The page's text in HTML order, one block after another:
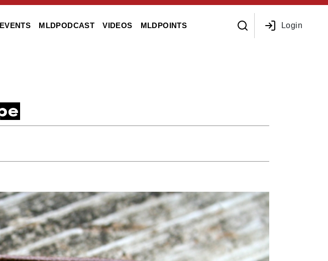
EVENTS MLDPODCAST VIDEOS MLDPOINTS Login